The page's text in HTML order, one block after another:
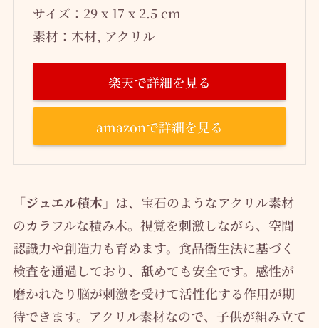
サイズ：29 x 17 x 2.5 cm
素材：木材, アクリル
楽天で詳細を見る
amazonで詳細を見る
「ジュエル積木」 は、宝石のようなアクリル素材
のカラフルな積み木。視覚を刺激しながら、空間
認識力や創造力も育めます。食品衛生法に基づく
検査を通過しており、舐めても安全です。感性が
磨かれたり脳が刺激を受けて活性化する作用が期
待できます。アクリル素材なので、子供が組み立て